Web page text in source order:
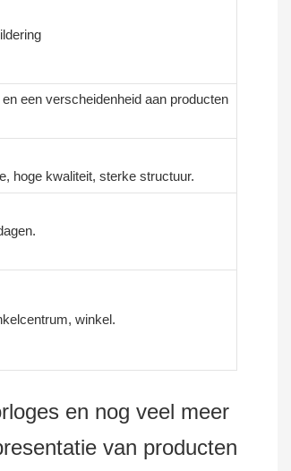
een verscheidenheid aan producten
hoge kwaliteit, sterke structuur.
winkel.
en nog veel meer
van producten